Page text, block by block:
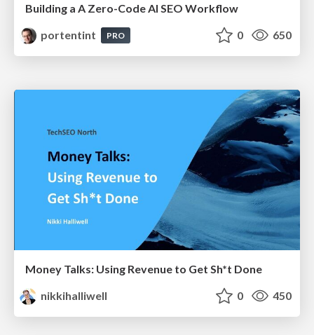
Building a A Zero-Code AI SEO Workflow
portentint
PRO 0 650
Money Talks: Using Revenue to Get Sh*t Done
nikkihalliwell
0 450